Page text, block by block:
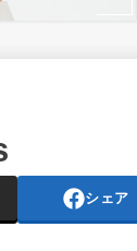
シェア